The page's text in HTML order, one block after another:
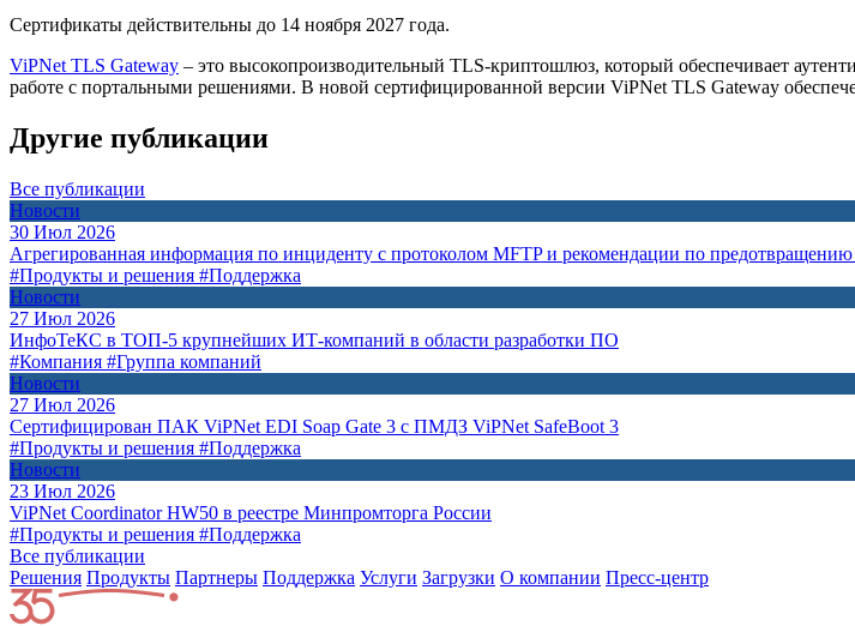
Сертификаты действительны до 14 ноября 2027 года.
ViPNet TLS Gateway – это высокопроизводительный TLS-криптошлюз, который обеспечивает
работе с портальными решениями. В новой сертифицированной версии ViPNet TLS Gateway
Другие публикации
Все публикации
Новости
30 Июл 2026
Агрегированная информация по инциденту с протоколом MFTP и рекомендации по
#Продукты и решения #Поддержка
Новости
27 Июл 2026
ИнфоТеКС в ТОП-5 крупнейших ИТ-компаний в области разработки ПО
#Компания #Группа компаний
Новости
27 Июл 2026
Сертифицирован ПАК ViPNet EDI Soap Gate 3 с ПМДЗ ViPNet SafeBoot 3
#Продукты и решения #Поддержка
Новости
23 Июл 2026
ViPNet Coordinator HW50 в реестре Минпромторга России
#Продукты и решения #Поддержка
Все публикации
Решения Продукты Партнeры Поддержка Услуги Загрузки О компании Пресс-центр